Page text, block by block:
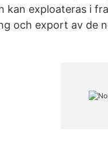
kan exploateras i
och export av de